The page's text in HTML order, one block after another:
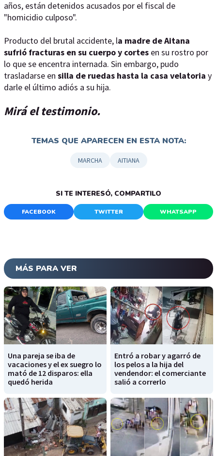
años, están detenidos acusados por el fiscal de
"homicidio culposo".
Producto del brutal accidente, la madre de Aitana
sufrió fracturas en su cuerpo y cortes en su rostro por
lo que se encentra internada. Sin embargo, pudo
trasladarse en silla de ruedas hasta la casa velatoria y
darle el último adiós a su hija.
Mirá el testimonio.
TEMAS QUE APARECEN EN ESTA NOTA:
MARCHA AITIANA
SI TE INTERESÓ, COMPARTILO
FACEBOOK TWITTER WHATSAPP
MÁS PARA VER
Una pareja se iba de
vacaciones y el ex suegro lo
mató de 12 disparos: ella
quedó herida
Entró a robar y agarró de
los pelos a la hija del
vendendor: el comerciante
salió a correrlo